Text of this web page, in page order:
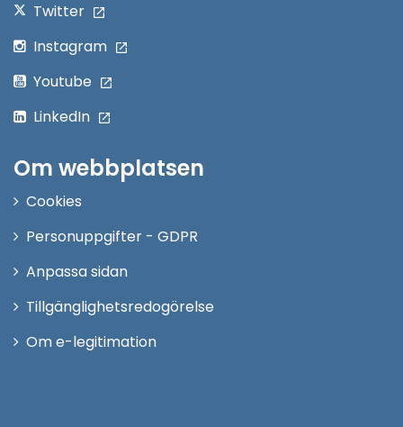
Twitter
Instagram
Youtube
LinkedIn
Om webbplatsen
Cookies
Personuppgifter - GDPR
Anpassa sidan
Tillgänglighetsredogörelse
Om e-legitimation